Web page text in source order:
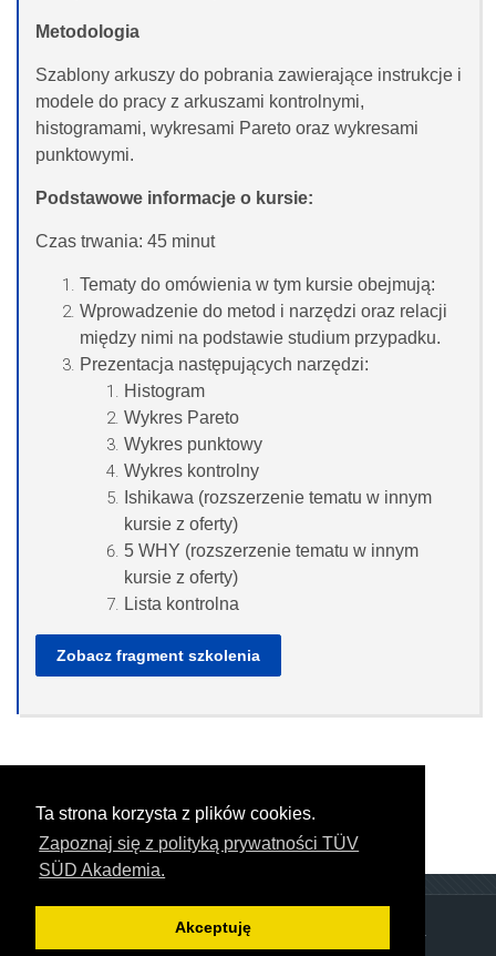
Ta strona korzysta z plików cookies.
Zapoznaj się z polityką prywatności TÜV
SÜD Akademia.
Akceptuję
Metodologia
Szablony arkuszy do pobrania zawierające instrukcje i
modele do pracy z arkuszami kontrolnymi,
histogramami, wykresami Pareto oraz wykresami
punktowymi.
Podstawowe informacje o kursie:
Czas trwania: 45 minut
Tematy do omówienia w tym kursie obejmują:
Wprowadzenie do metod i narzędzi oraz relacji
między nimi na podstawie studium przypadku.
Prezentacja następujących narzędzi:
Histogram
Wykres Pareto
Wykres punktowy
Wykres kontrolny
Ishikawa (rozszerzenie tematu w innym
kursie z oferty)
5 WHY (rozszerzenie tematu w innym
kursie z oferty)
Lista kontrolna
Zobacz fragment szkolenia
Copyright © TÜV SÜD Polska Sp. z o.o.. All rights reserved.